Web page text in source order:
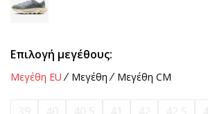
Επιλογή μεγέθους:
Μεγέθη EU Μεγέθη Μεγέθη CM